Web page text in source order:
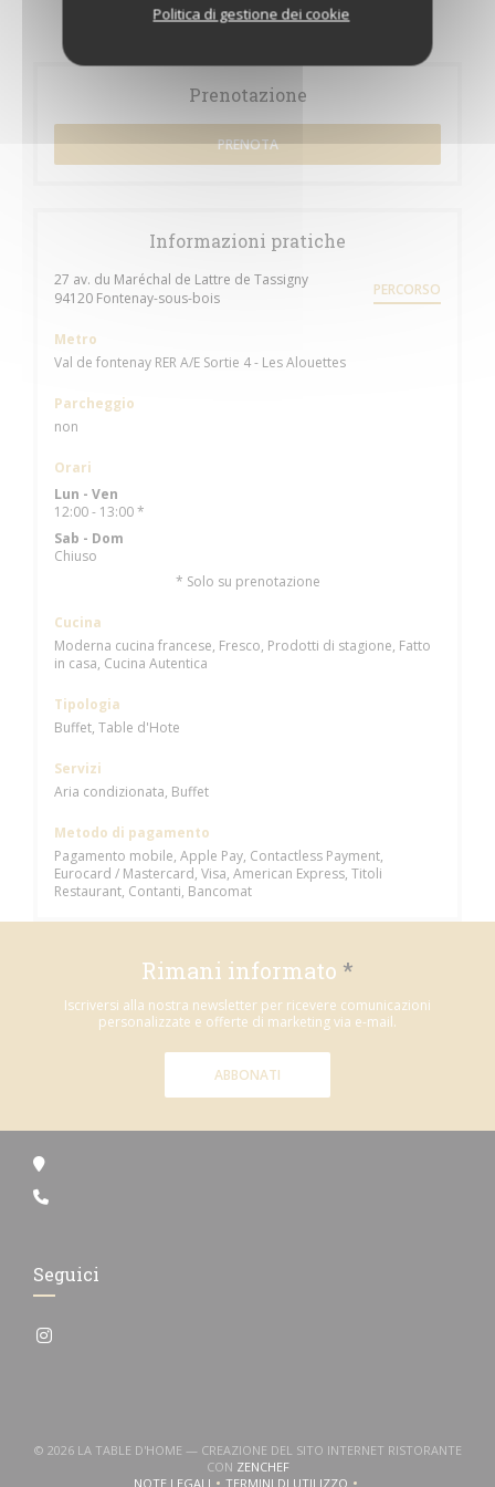
Politica di gestione dei cookie
Prenotazione
PRENOTA
Informazioni pratiche
27 av. du Maréchal de Lattre de Tassigny
94120 Fontenay-sous-bois((apre una nuova finestra))PERCORSO
Metro
Val de fontenay RER A/E Sortie 4 - Les Alouettes
Parcheggio
non
Orari
Lun - Ven
12:00 - 13:00 *
Sab - Dom
Chiuso
* Solo su prenotazione
Cucina
Moderna cucina francese, Fresco, Prodotti di stagione, Fatto
in casa, Cucina Autentica
Tipologia
Buffet, Table d'Hote
Servizi
Aria condizionata, Buffet
Metodo di pagamento
Pagamento mobile, Apple Pay, Contactless Payment,
Eurocard / Mastercard, Visa, American Express, Titoli
Restaurant, Contanti, Bancomat
Rimani informato *
Iscriversi alla nostra newsletter per ricevere comunicazioni
personalizzate e offerte di marketing via e-mail.
ABBONATI
Seguici
Instagram ((apre una nuova finestra))
© 2026 LA TABLE D'HOME — CREAZIONE DEL SITO INTERNET RISTORANTE
CON ZENCHEF((APRE UNA NUOVA FINESTRA))
NOTE LEGALI
TERMINI DI UTILIZZO